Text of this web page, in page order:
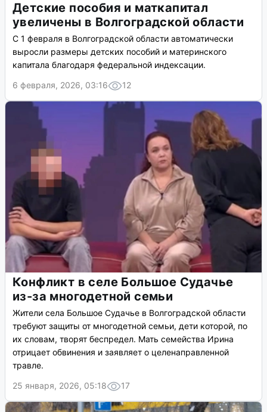
Детские пособия и маткапитал
увеличены в Волгоградской области
С 1 февраля в Волгоградской области автоматически
выросли размеры детских пособий и материнского
капитала благодаря федеральной индексации.
6 февраля, 2026, 03:16
12
Конфликт в селе Большое Судачье
из-за многодетной семьи
Жители села Большое Судачье в Волгоградской области
требуют защиты от многодетной семьи, дети которой, по
их словам, творят беспредел. Мать семейства Ирина
отрицает обвинения и заявляет о целенаправленной
травле.
25 января, 2026, 05:18
17